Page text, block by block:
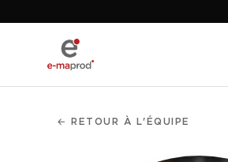
← RETOUR À L'ÉQUIPE